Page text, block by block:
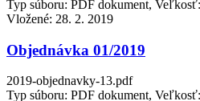
Typ súboru: PDF dokument,
Vložené: 28. 2. 2019
Objednávka 01/2019
2019-objednavky-13.pdf
Typ súboru: PDF dokument,